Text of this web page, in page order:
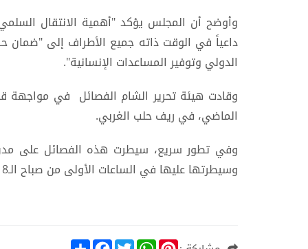
وأوضح أن المجلس يؤكد "أهمية الانتقال
داعياً في الوقت ذاته جميع الأطراف إلى "ضمان
الدولي وتوفير المساعدات الإنسانية".
الماضي، في ريف حلب الغربي.
وفي تطور سريع، سيطرت هذه الفصائل على
وسيطرتها عليها في الساعات الأولى من صباح الـ8 من ديسمبر الجاري.
S F T W P